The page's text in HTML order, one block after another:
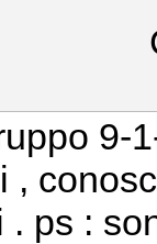
9-
,
. ps :